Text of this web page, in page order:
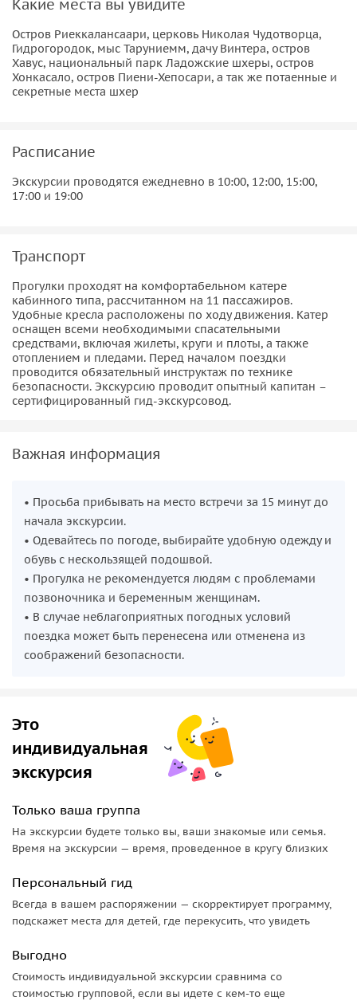
Какие места вы увидите
Остров Риеккалансаари, церковь Николая Чудотворца,
Гидрогородок, мыс Таруниемм, дачу Винтера, остров
Хавус, национальный парк Ладожские шхеры, остров
Хонкасало, остров Пиени-Хепосари, а так же потаенные и
секретные места шхер
Расписание
Экскурсии проводятся ежедневно в 10:00, 12:00, 15:00,
17:00 и 19:00
Транспорт
Прогулки проходят на комфортабельном катере
кабинного типа, рассчитанном на 11 пассажиров.
Удобные кресла расположены по ходу движения. Катер
оснащен всеми необходимыми спасательными
средствами, включая жилеты, круги и плоты, а также
отоплением и пледами. Перед началом поездки
проводится обязательный инструктаж по технике
безопасности. Экскурсию проводит опытный капитан –
сертифицированный гид-экскурсовод.
Важная информация
• Просьба прибывать на место встречи за 15 минут до
начала экскурсии.
• Одевайтесь по погоде, выбирайте удобную одежду и
обувь с нескользящей подошвой.
• Прогулка не рекомендуется людям с проблемами
позвоночника и беременным женщинам.
• В случае неблагоприятных погодных условий
поездка может быть перенесена или отменена из
соображений безопасности.
Это
индивидуальная
экскурсия
Только ваша группа
На экскурсии будете только вы, ваши знакомые или семья.
Время на экскурсии — время, проведенное в кругу близких
Персональный гид
Всегда в вашем распоряжении — скорректирует программу,
подскажет места для детей, где перекусить, что увидеть
Выгодно
Стоимость индивидуальной экскурсии сравнима со
стоимостью групповой, если вы идете с кем-то еще